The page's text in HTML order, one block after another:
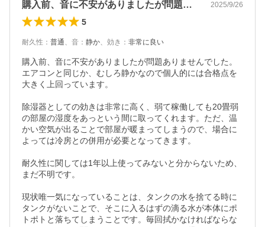
購入前、音に不安がありましたが問題あり… 2025/9/26
5
耐久性 ： 普通、 音 ： 静か、 効き ： 非常に良い
購入前、音に不安がありましたが問題ありませんでした。
エアコンと同じか、むしろ静かなので個人的には合格点を
大きく上回っています。
除湿器としての効きは非常に高く、弱て稼働しても20畳弱
の部屋の湿度をあっという間に取ってくれます。ただ、温
かい空気が出ることで部屋が暖まってしまうので、場合に
よっては冷房との併用が必要となってきます。
耐久性に関しては1年以上使ってみないと分からないため、
まだ不明です。
現状唯一気になっていることは、タンクの水を捨てる時に
タンクがないことで、そこに入るはずの滴る水が本体にポ
トポトと落ちてしまうことです。毎回拭かなければならな